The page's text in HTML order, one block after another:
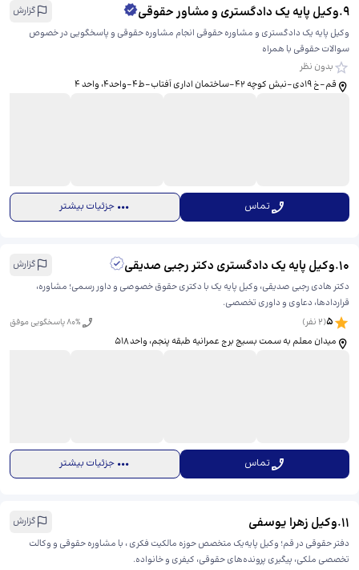
9
.وکیل پایه یک دادگستری و مشاور حقوقی
گزارش
وکیل پایه یک دادگستری و مشاوره حقوقی انجام مشاوره حقوقی و پاسخگویی در خصوص
سوالات حقوقی با همراه
بدون نظر
قم-خ ۱۹دی-نبش کوچه ۴۲-ساختمان اداری آفتاب-ط۴-واحد۴، ​واحد 4
تماس جزئیات بیشتر
10
.وکیل پایه یک دادگستری دکتر رجبی صدیقی
گزارش
دکتر هادی رجبی صدیقی، وکیل پایه یک با دکتری حقوق خصوصی و داور رسمی؛ مشاوره،
قراردادها، دعاوی و داوری تخصصی.
5
(
2نفر) 80% پاسخگویی موفق
میدان معلم به سمت بسیج برج عمرانیه طبقه پنجم، ​واحد ۵۱۸
تماس جزئیات بیشتر
11
.وکیل زهرا یوسفی
گزارش
دفتر حقوقی در قم؛ وکیل پایه‌یک متخصص حوزه مالکیت فکری ، با مشاوره حقوقی و وکالت
تخصصی ملکی، پیگیری پرونده‌های حقوقی، کیفری و خانواده.